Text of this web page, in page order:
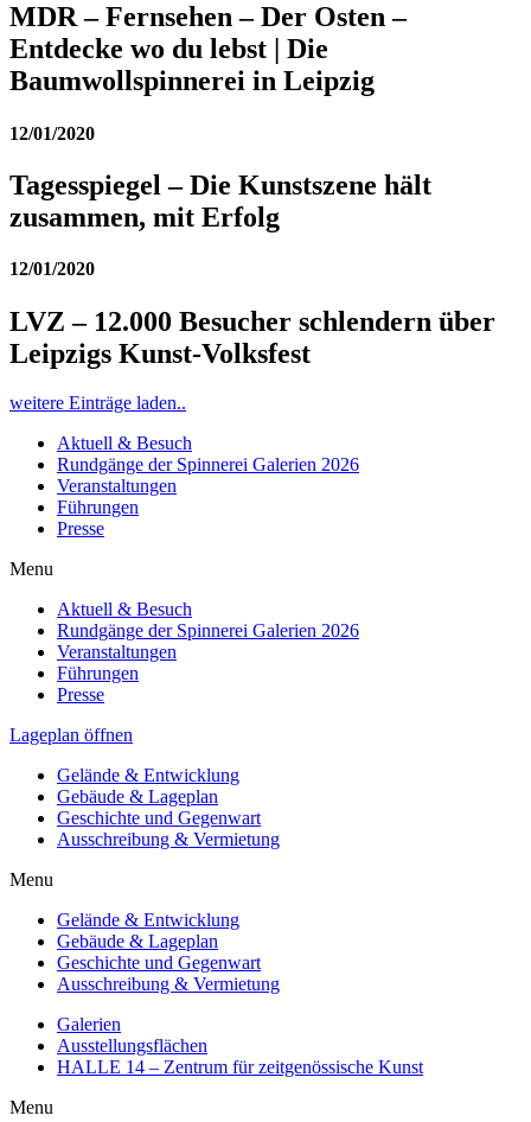
MDR – Fernsehen – Der Osten –
Entdecke wo du lebst | Die
Baumwollspinnerei in Leipzig
12/01/2020
Tagesspiegel – Die Kunstszene hält
zusammen, mit Erfolg
12/01/2020
LVZ – 12.000 Besucher schlendern über
Leipzigs Kunst-Volksfest
weitere Einträge laden..
Aktuell & Besuch
Rundgänge der Spinnerei Galerien 2026
Veranstaltungen
Führungen
Presse
Menu
Aktuell & Besuch
Rundgänge der Spinnerei Galerien 2026
Veranstaltungen
Führungen
Presse
Lageplan öffnen
Gelände & Entwicklung
Gebäude & Lageplan
Geschichte und Gegenwart
Ausschreibung & Vermietung
Menu
Gelände & Entwicklung
Gebäude & Lageplan
Geschichte und Gegenwart
Ausschreibung & Vermietung
Galerien
Ausstellungsflächen
HALLE 14 – Zentrum für zeitgenössische Kunst
Menu